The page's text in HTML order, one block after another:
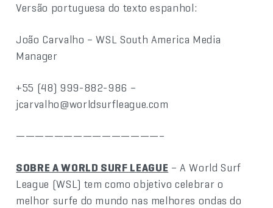
Versão portuguesa do texto espanhol:
João Carvalho – WSL South America Media
Manager
+55 (48) 999-882-986 –
jcarvalho@worldsurfleague.com
———————————————–
SOBRE A WORLD SURF LEAGUE – A World Surf
League (WSL) tem como objetivo celebrar o
melhor surfe do mundo nas melhores ondas do